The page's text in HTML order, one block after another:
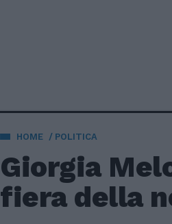
HOME POLITICA
Giorgia
fiera della